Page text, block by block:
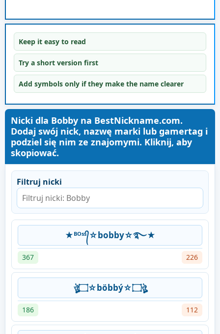
Keep it easy to read
Try a short version first
Add symbols only if they make the name clearer
Nicki dla Bobby na BestNickname.com.
Dodaj swój nick, nazwę marki lub gamertag i
podziel się nim ze znajomymi. Kliknij, aby
skopiować.
Filtruj nicki
★ᴮᴼˢˢ᭄☆bobby☆࿐★
367 226
ঔৣ۝☆böbbý☆۝ঔৣ
186 112